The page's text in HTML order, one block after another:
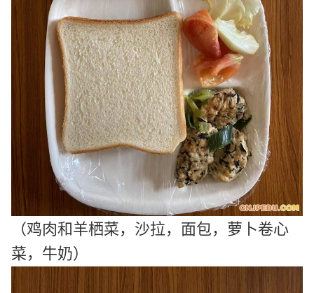
（鸡肉和羊栖菜，沙拉，面包， 萝卜卷心
菜，牛奶）